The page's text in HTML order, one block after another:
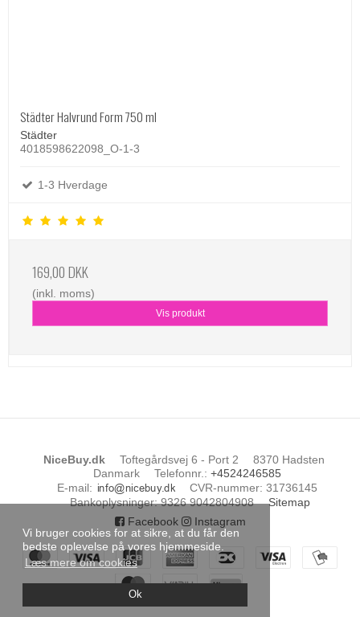
Vi bruger cookies for at sikre, at du får den
bedste oplevelse på vores hjemmeside.
Læs mere om cookies
Ok
Städter Halvrund Form 750 ml
Städter
4018598622098_O-1-3
1-3 Hverdage
169,00 DKK
(inkl. moms)
Vis produkt
NiceBuy.dk Toftegårdsvej 6 - Port 2
8370 Hadsten
Danmark
Telefonnr.: +4524246585
E-mail: CVR-nummer: 31736145
Bankoplysninger:9326 9042804908
Sitemap
Facebook
Instagram